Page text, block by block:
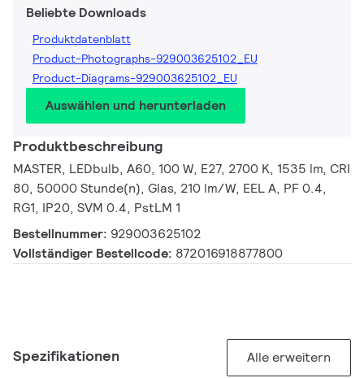
Beliebte Downloads
Produktdatenblatt
Product-Photographs-929003625102_EU
Product-Diagrams-929003625102_EU
Auswählen und herunterladen
Produktbeschreibung
MASTER, LEDbulb, A60, 100 W, E27, 2700 K, 1535 lm, CRI
80, 50000 Stunde(n), Glas, 210 lm/W, EEL A, PF 0.4,
RG1, IP20, SVM 0.4, PstLM 1
Bestellnummer: 929003625102
Vollständiger Bestellcode: 872016918877800
Spezifikationen Alle erweitern